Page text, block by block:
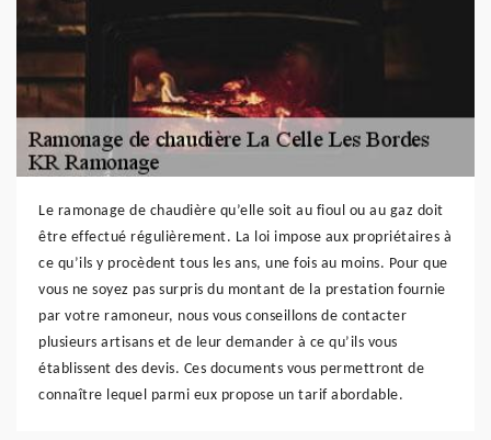
Le ramonage de chaudière qu’elle soit au fioul ou au gaz doit
être effectué régulièrement. La loi impose aux propriétaires à
ce qu’ils y procèdent tous les ans, une fois au moins. Pour que
vous ne soyez pas surpris du montant de la prestation fournie
par votre ramoneur, nous vous conseillons de contacter
plusieurs artisans et de leur demander à ce qu’ils vous
établissent des devis. Ces documents vous permettront de
connaître lequel parmi eux propose un tarif abordable.